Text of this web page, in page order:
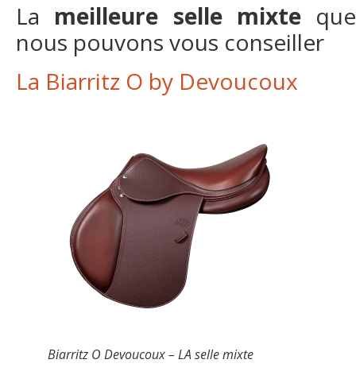
La meilleure selle mixteque
nous pouvons vous conseiller
La Biarritz O by Devoucoux
Biarritz O Devoucoux – LA selle mixte